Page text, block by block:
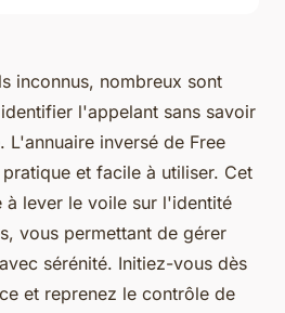
inconnus, nombreux sont
l'appelant sans savoir
inversé de Free
et facile à utiliser. Cet
lever le voile sur l'identité
vous permettant de gérer
sérénité. Initiez-vous dès
et reprenez le contrôle de